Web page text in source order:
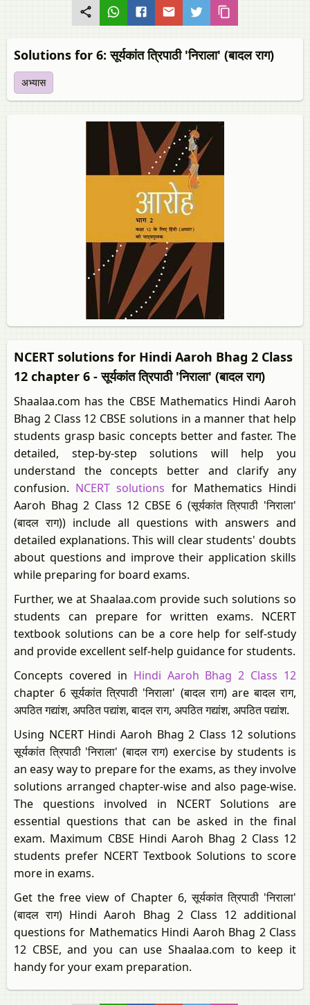
Solutions for 6: सूर्यकांत त्रिपाठी 'निराला' (बादल राग)
अभ्यास
NCERT solutions for Hindi Aaroh Bhag 2 Class
12 chapter 6 - सूर्यकांत त्रिपाठी 'निराला' (बादल राग)
Shaalaa.com has the CBSE Mathematics Hindi Aaroh
Bhag 2 Class 12 CBSE solutions in a manner that help
students grasp basic concepts better and faster. The
detailed, step-by-step solutions will help you
understand the concepts better and clarify any
confusion. NCERT solutions for Mathematics Hindi
Aaroh Bhag 2 Class 12 CBSE 6 (सूर्यकांत त्रिपाठी 'निराला'
(बादल राग)) include all questions with answers and
detailed explanations. This will clear students' doubts
about questions and improve their application skills
while preparing for board exams.
Further, we at Shaalaa.com provide such solutions so
students can prepare for written exams. NCERT
textbook solutions can be a core help for self-study
and provide excellent self-help guidance for students.
Concepts covered in Hindi Aaroh Bhag 2 Class 12
chapter 6 सूर्यकांत त्रिपाठी 'निराला' (बादल राग) are बादल राग,
अपठित गद्यांश, अपठित पद्यांश, बादल राग, अपठित गद्यांश, अपठित पद्यांश.
Using NCERT Hindi Aaroh Bhag 2 Class 12 solutions
सूर्यकांत त्रिपाठी 'निराला' (बादल राग) exercise by students is
an easy way to prepare for the exams, as they involve
solutions arranged chapter-wise and also page-wise.
The questions involved in NCERT Solutions are
essential questions that can be asked in the final
exam. Maximum CBSE Hindi Aaroh Bhag 2 Class 12
students prefer NCERT Textbook Solutions to score
more in exams.
Get the free view of Chapter 6, सूर्यकांत त्रिपाठी 'निराला'
(बादल राग) Hindi Aaroh Bhag 2 Class 12 additional
questions for Mathematics Hindi Aaroh Bhag 2 Class
12 CBSE, and you can use Shaalaa.com to keep it
handy for your exam preparation.